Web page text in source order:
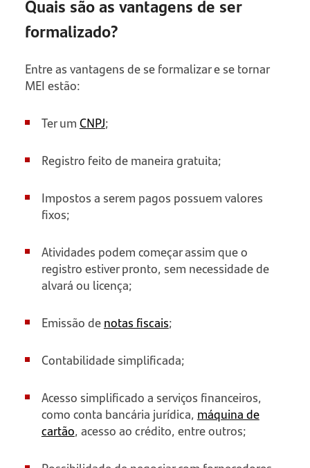
Quais são as vantagens de ser
formalizado?
Entre as vantagens de se formalizar e se tornar
MEI estão:
Ter umCNPJ;
Registro feito de maneira gratuita;
Impostos a serem pagos possuem valores
fixos;
Atividades podem começar assim que o
registro estiver pronto, sem necessidade de
alvará ou licença;
Emissão denotas fiscais;
Contabilidade simplificada;
Acesso simplificado a serviços financeiros,
como conta bancária jurídica, máquina de
cartão, acesso ao crédito, entre outros;